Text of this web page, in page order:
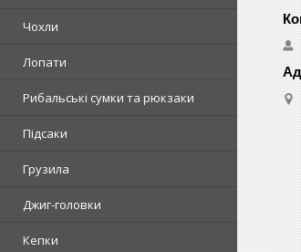
Чохли
Лопати
Рибальські сумки та рюкзаки
Підсаки
Грузила
Джиг-головки
Кепки